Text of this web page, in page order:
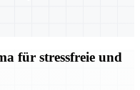
für stressfreie und